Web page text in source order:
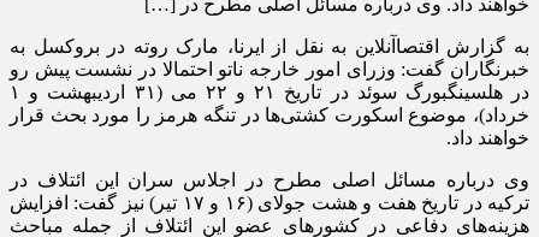
به گزارش اقتصاآنلاین به نقل از ایرنا، مارک روته در بروکسل به
خبرنگاران گفت: وزرای امور خارجه ناتو احتمالا در نشست پیش رو
در هلسینگبورگ سوئد در تاریخ ۲۱ و ۲۲ می (۳۱ اردیبهشت و ۱
خرداد)، موضوع اسکورت کشتی‌ها در تنگه هرمز را مورد بحث قرار
خواهند داد.
وی درباره مسائل اصلی مطرح در اجلاس سران این ائتلاف در
ترکیه در تاریخ هفت و هشت جولای (۱۶ و ۱۷ تیر) نیز گفت: افزایش
هزینه‌های دفاعی در کشور‌های عضو این ائتلاف از جمله مباحث